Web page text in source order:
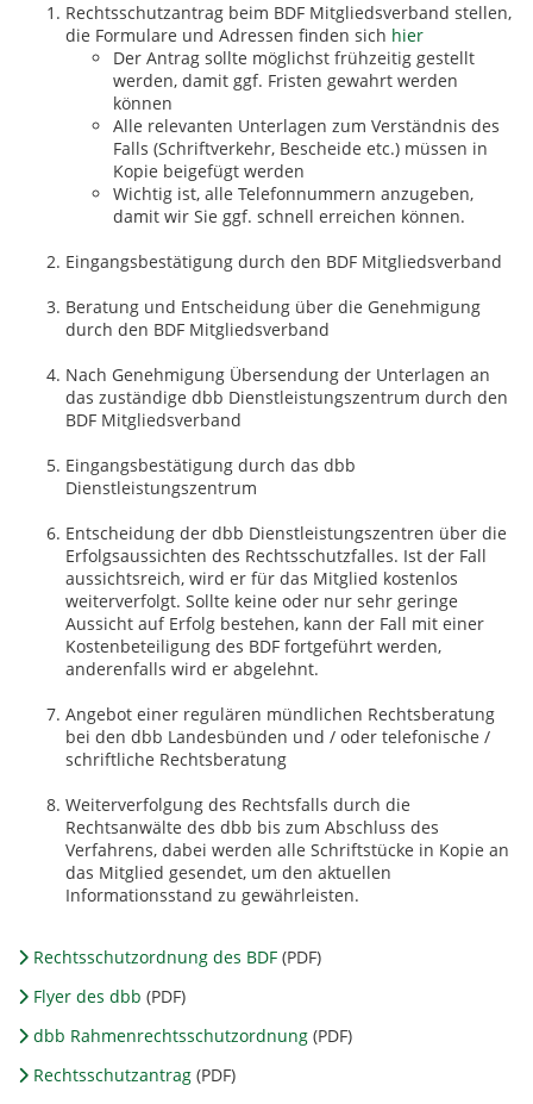
Rechtsschutzantrag beim BDF Mitgliedsverband stellen,
die Formulare und Adressen finden sich hier
Der Antrag sollte möglichst frühzeitig gestellt
werden, damit ggf. Fristen gewahrt werden
können
Alle relevanten Unterlagen zum Verständnis des
Falls (Schriftverkehr, Bescheide etc.) müssen in
Kopie beigefügt werden
Wichtig ist, alle Telefonnummern anzugeben,
damit wir Sie ggf. schnell erreichen können.
Eingangsbestätigung durch den BDF Mitgliedsverband
Beratung und Entscheidung über die Genehmigung
durch den BDF Mitgliedsverband
Nach Genehmigung Übersendung der Unterlagen an
das zuständige dbb Dienstleistungszentrum durch den
BDF Mitgliedsverband
Eingangsbestätigung durch das dbb
Dienstleistungszentrum
Entscheidung der dbb Dienstleistungszentren über die
Erfolgsaussichten des Rechtsschutzfalles. Ist der Fall
aussichtsreich, wird er für das Mitglied kostenlos
weiterverfolgt. Sollte keine oder nur sehr geringe
Aussicht auf Erfolg bestehen, kann der Fall mit einer
Kostenbeteiligung des BDF fortgeführt werden,
anderenfalls wird er abgelehnt.
Angebot einer regulären mündlichen Rechtsberatung
bei den dbb Landesbünden und / oder telefonische /
schriftliche Rechtsberatung
Weiterverfolgung des Rechtsfalls durch die
Rechtsanwälte des dbb bis zum Abschluss des
Verfahrens, dabei werden alle Schriftstücke in Kopie an
das Mitglied gesendet, um den aktuellen
Informationsstand zu gewährleisten.
Rechtsschutzordnung des BDF (PDF)
Flyer des dbb (PDF)
dbb Rahmenrechtsschutzordnung (PDF)
Rechtsschutzantrag (PDF)